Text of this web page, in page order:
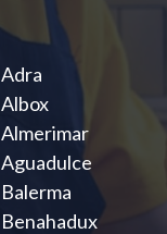
Adra
Albox
Almerimar
Aguadulce
Balerma
Benahadux